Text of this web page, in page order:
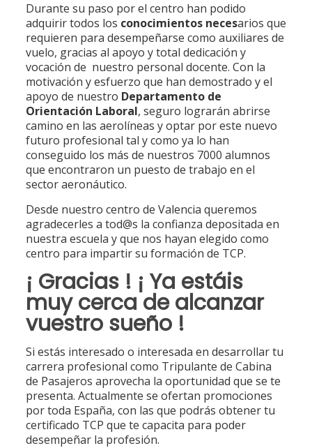
Durante su paso por el centro han podido
adquirir todos los conocimientos necesarios que
requieren para desempeñarse como auxiliares de
vuelo, gracias al apoyo y total dedicación y
vocación de nuestro personal docente. Con la
motivación y esfuerzo que han demostrado y el
apoyo de nuestro Departamento de
Orientación Laboral, seguro lograrán abrirse
camino en las aerolíneas y optar por este nuevo
futuro profesional tal y como ya lo han
conseguido los más de nuestros 7000 alumnos
que encontraron un puesto de trabajo en el
sector aeronáutico.
Desde nuestro centro de Valencia queremos
agradecerles a tod@s la confianza depositada en
nuestra escuela y que nos hayan elegido como
centro para impartir su formación de TCP.
¡ Gracias ! ¡ Ya estáis
muy cerca de alcanzar
vuestro sueño !
Si estás interesado o interesada en desarrollar tu
carrera profesional como Tripulante de Cabina
de Pasajeros aprovecha la oportunidad que se te
presenta. Actualmente se ofertan promociones
por toda España, con las que podrás obtener tu
certificado TCP que te capacita para poder
desempeñar la profesión.